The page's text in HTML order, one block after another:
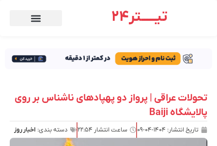
تیـــــتر24
تحولات عراقی | پرواز دو پهپادهای ناشناس بر روی
پالایشگاه Baiji
تاریخ انتشار: ۱۴۰۴-۰۴-۰۹ ساعت انتشار ۲۲:۵۴ دسته بندی: اخبار روز